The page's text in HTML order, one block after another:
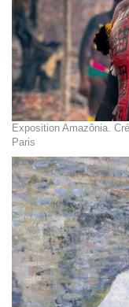
Exposition Amazônia.
Paris